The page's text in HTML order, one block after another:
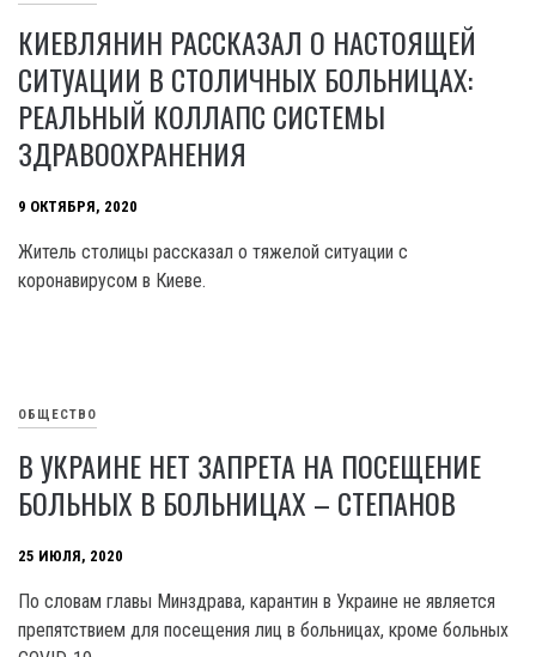
КИЕВЛЯНИН РАССКАЗАЛ О НАСТОЯЩЕЙ
СИТУАЦИИ В СТОЛИЧНЫХ БОЛЬНИЦАХ:
РЕАЛЬНЫЙ КОЛЛАПС СИСТЕМЫ
ЗДРАВООХРАНЕНИЯ
9 ОКТЯБРЯ, 2020
Житель столицы рассказал о тяжелой ситуации с
коронавирусом в Киеве.
ОБЩЕСТВО
В УКРАИНЕ НЕТ ЗАПРЕТА НА ПОСЕЩЕНИЕ
БОЛЬНЫХ В БОЛЬНИЦАХ – СТЕПАНОВ
25 ИЮЛЯ, 2020
По словам главы Минздрава, карантин в Украине не является
препятствием для посещения лиц в больницах, кроме больных